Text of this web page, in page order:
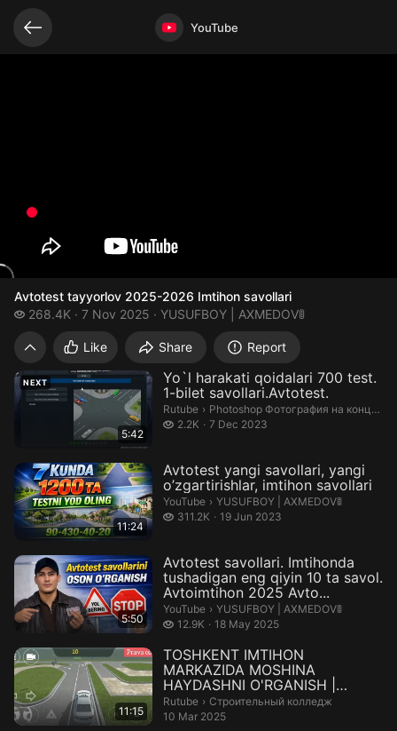
Video opened YouTube
Avtotest tayyorlov 2025-2026 Imtihon savollari
Avtotest tayyorlov 2025-2026 Imtihon
268.4K
268.4 thousand views
7 Nov 2025 YUSUFBOY | AXMEDOV🚦
Like Share Report
Related videos
NEXT
5:42
Yo`l harakati qoidalari 700 test.
1-bilet savollari.Avtotest.
Rutube › Photoshop Фотография на концерте.
Photoshop Фотография на концерте
2.2K
2.2 thousand views
7 Dec 2023
11:24
Avtotest yangi savollari, yangi
o’zgartirishlar, imtihon savollari
YouTube › YUSUFBOY | AXMEDOV🚦.
YUSUFBOY | AXMEDOV🚦
311.2K
311.2 thousand views
19 Jun 2023
5:50
Avtotest savollari. Imtihonda
tushadigan eng qiyin 10 ta savol.
Avtoimtihon 2025 Avto...
YouTube › YUSUFBOY | AXMEDOV🚦.
YUSUFBOY | AXMEDOV🚦
12.9K
12.9 thousand views
18 May 2025
11:15
TOSHKENT IMTIHON
MARKAZIDA MOSHINA
HAYDASHNI O'RGANISH |
PRAVA VILOYATI права та...
Rutube › Строительный колледж.
Строительный колледж
10 Mar 2025